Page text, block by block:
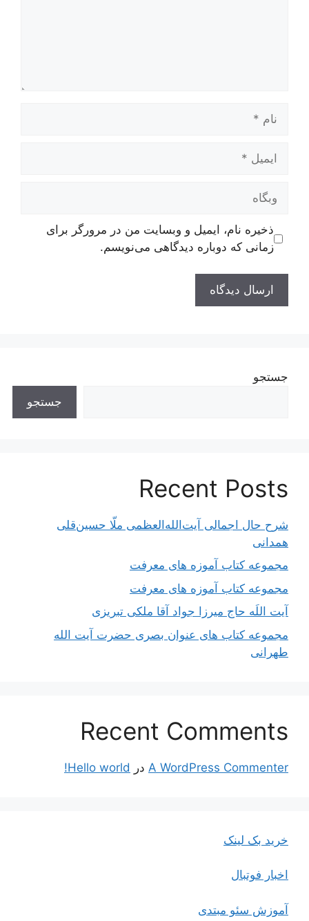
ایمیل
وبگاه
ذخیره نام، ایمیل و وبسایت من در مرورگر برای
زمانی که دوباره دیدگاهی می‌نویسم.
جستجو
جستجو
Recent Posts
شرح حال اجمالی آیت‌الله‌العظمی ملّا حسین‌قلی
همدانی
مجموعه کتاب آموزه های معرفت
مجموعه کتاب آموزه های معرفت
آیت اللَه حاج میرزا جواد آقا ملکی تبریزی
مجموعه کتاب های عنوان بصری حضرت آیت الله
طهرانی
Recent Comments
A WordPress Commenter در Hello world!
خرید بک لینک
اخبار فوتبال
آموزش سئو مبتدی